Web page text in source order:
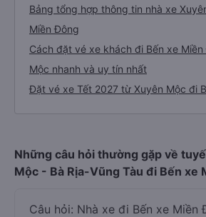
Bảng tổng hợp thông tin nhà xe
Miền Đông
Cách đặt vé xe khách đi Bến xe
Mộc nhanh và uy tín nhất
Đặt vé xe Tết 2027 từ Xuyên Mộc đi
Những câu hỏi thường gặp về
Mộc - Bà Rịa-Vũng Tàu đi Bến xe
Câu hỏi: Nhà xe đi Bến xe Miền